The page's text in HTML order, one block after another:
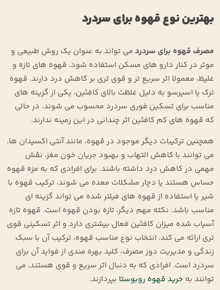
بهترین نوع قهوه برای سردرد
مصرف قهوه برای سردرد می ‌تواند به عنوان یک روش طبیعی و
موثر در کنار دارو های مسکن استفاده شود. قهوه ‌های تازه و
غلیظ، معمولا اثر سریع ‌تر و قوی ‌تری بر کاهش درد دارند. قهوه
ترک یا اسپرسو به دلیل غلظت بالای کافئین، یکی از گزینه ‌های
مناسب برای تسکین فوری سردرد محسوب می‌ شوند. در حالی
که قهوه‌ های کم ‌کافئین اثر چندانی در این زمینه ندارند.
همچنین ترکیبات دیگر موجود در قهوه، مانند آنتی ‌اکسیدان‌ ها،
می ‌توانند با کاهش التهاب و بهبود جریان خون مغز، نقش
مهمی در کاهش درد داشته باشند. برای افرادی که به مزه قهوه
حساس هستند یا دچار مشکلات معده می‌ شوند، ترکیب قهوه با
شیر یا استفاده از قهوه ‌های فیلتر شده می ‌تواند گزینه ‌ای
مناسب باشد. نکته مهم دیگر، تازه بودن قهوه است. قهوه تازه
آسیاب شده میزان کافئین فعال بیشتری دارد و اثر تسکینی قوی
‌تری ارائه می ‌کند. انتخاب نوع مناسب قهوه، ترکیب آن با سبک
زندگی و مدیریت دوز مصرف، کلید بهره ‌مندی از فواید آن برای
سردرد است. افرادی که به دنبال اثر سریع و قوی هستند، می
‌توانند به خرید قهوه روبوستا بپردازند.